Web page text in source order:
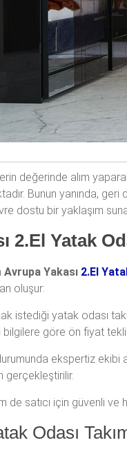
değerinde alım
Bunun yanında,
dostu bir yaklaşım
2.El Yatak
Avrupa Yakası 2.El
oluşur:
istediği yatak odası
bilgilere göre ön fiyat
ekspertiz ekibi
gerçekleştirilir.
de satıcı için güvenli ve
Odası